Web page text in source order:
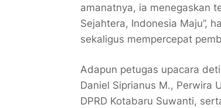
amanatnya, ia menegaskan
Sejahtera, Indonesia Maju”,
sekaligus mempercepat
Adapun petugas upacara
Daniel Siprianus M., Perwira
DPRD Kotabaru Suwanti,